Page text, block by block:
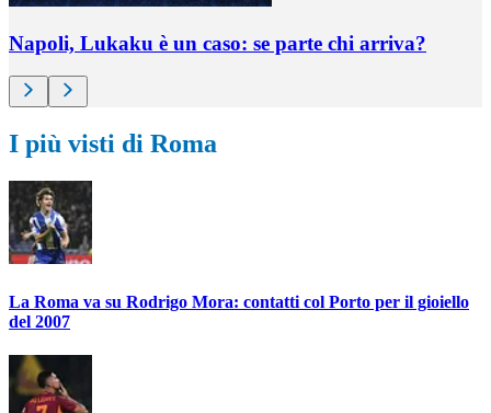
Napoli, Lukaku è un caso: se parte chi arriva?
I più visti di Roma
La Roma va su Rodrigo Mora: contatti col Porto per il gioiello
del 2007